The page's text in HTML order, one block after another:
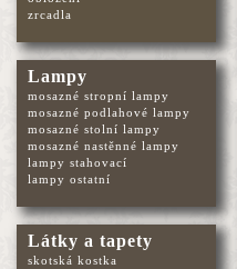
zrcadla
Lampy
mosazné stropní lampy
mosazné podlahové lampy
mosazné stolní lampy
mosazné nastěnné lampy
lampy stahovací
lampy ostatní
Látky a tapety
skotská kostka